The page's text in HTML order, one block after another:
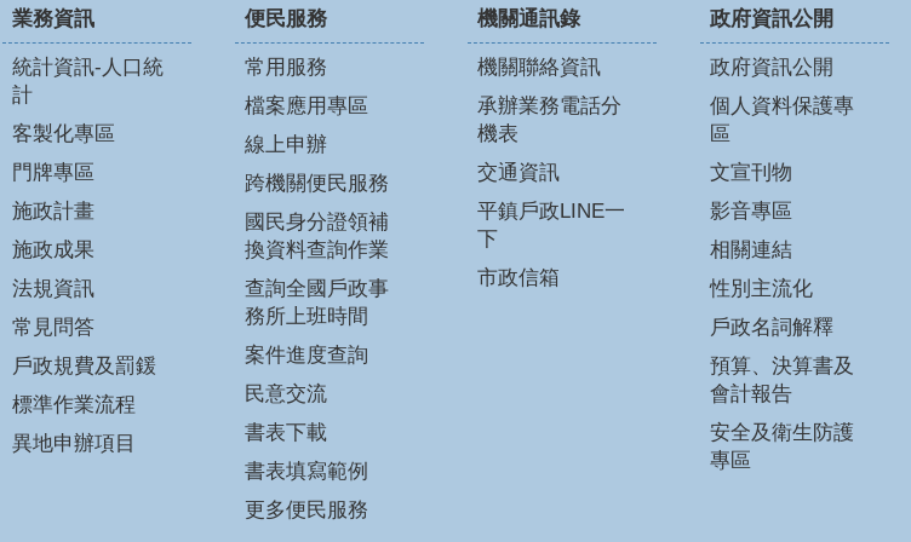
業務資訊
統計資訊-人口統
計
客製化專區
門牌專區
施政計畫
施政成果
法規資訊
常見問答
戶政規費及罰鍰
標準作業流程
異地申辦項目
便民服務
常用服務
檔案應用專區
線上申辦
跨機關便民服務
國民身分證領補
換資料查詢作業
查詢全國戶政事
務所上班時間
案件進度查詢
民意交流
書表下載
書表填寫範例
更多便民服務
機關通訊錄
機關聯絡資訊
承辦業務電話分
機表
交通資訊
平鎮戶政LINE一
下
市政信箱
政府資訊公開
政府資訊公開
個人資料保護專
區
文宣刊物
影音專區
相關連結
性別主流化
戶政名詞解釋
預算、決算書及
會計報告
安全及衛生防護
專區